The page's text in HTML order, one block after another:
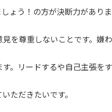
う！の方が決断力がありま
を尊重しないことです。嫌
。リードするや自己主張を
ただきたいです。